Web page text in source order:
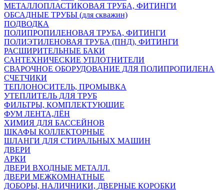
МЕТАЛЛОПЛАСТИКОВАЯ ТРУБА, ФИТИНГИ
ОБСАДНЫЕ ТРУБЫ (для скважин)
ПОДВОДКА
ПОЛИПРОПИЛЕНОВАЯ ТРУБА, ФИТИНГИ
ПОЛИЭТИЛЕНОВАЯ ТРУБА (ПНД), ФИТИНГИ
РАСШИРИТЕЛЬНЫЕ БАКИ
САНТЕХНИЧЕСКИЕ УПЛОТНИТЕЛИ
СВАРОЧНОЕ ОБОРУДОВАНИЕ ДЛЯ ПОЛИПРОПИЛЕНА
СЧЕТЧИКИ
ТЕПЛОНОСИТЕЛЬ, ПРОМЫВКА
УТЕПЛИТЕЛЬ ДЛЯ ТРУБ
ФИЛЬТРЫ, КОМПЛЕКТУЮЩИЕ
ФУМ ЛЕНТА,ЛЁН
ХИМИЯ ДЛЯ БАССЕЙНОВ
ШКАФЫ КОЛЛЕКТОРНЫЕ
ШЛАНГИ ДЛЯ СТИРАЛЬНЫХ МАШИН
ДВЕРИ
АРКИ
ДВЕРИ ВХОДНЫЕ МЕТАЛЛ.
ДВЕРИ МЕЖКОМНАТНЫЕ
ДОБОРЫ, НАЛИЧНИКИ, ДВЕРНЫЕ КОРОБКИ